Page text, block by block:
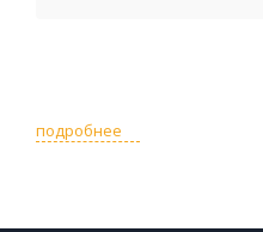
подробнее